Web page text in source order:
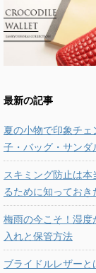
最新の記事
夏の小物で印象チ
子・バッグ・サンダ
スキミング防止は
るために知ってお
梅雨の今こそ！湿
入れと保管方法
ブライドルレザー